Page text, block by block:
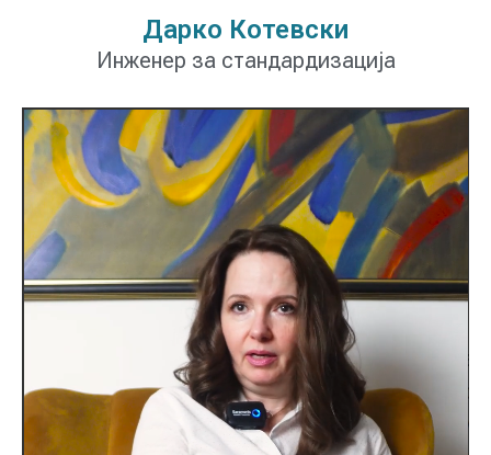
Дарко Котевски
Инженер за стандардизација